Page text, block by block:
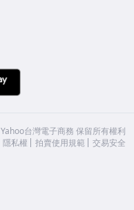
Yahoo台灣電子商務 保留所有權利
隱私權 拍賣使用規範 交易安全